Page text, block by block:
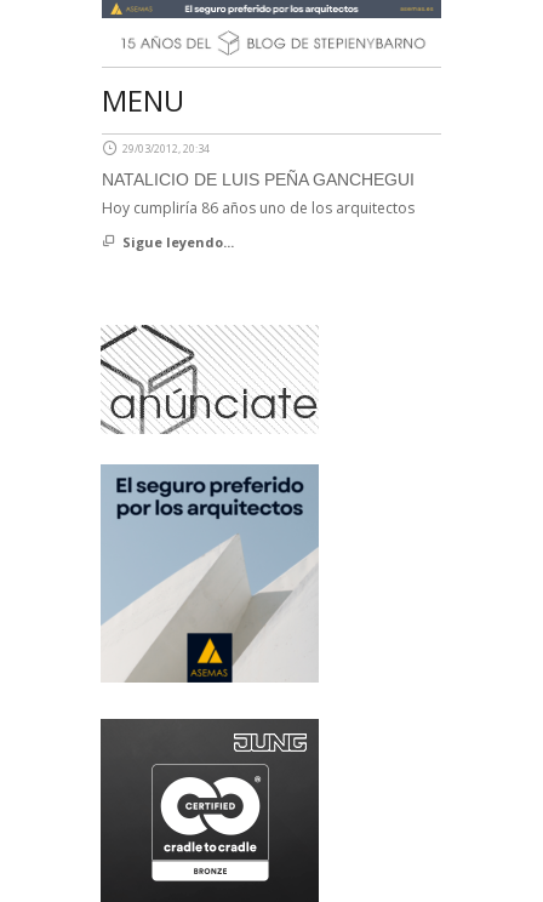
MENU
29/03/2012, 20:34
NATALICIO DE LUIS PEÑA GANCHEGUI
Hoy cumpliría 86 años uno de los arquitectos
Sigue leyendo...